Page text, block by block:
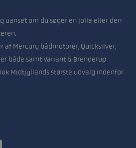
uanset om du søger en jolle eller den
af Mercury bådmotorer, Quicksilver,
både samt Variant & Brenderup
Midtjyllands største udvalg indenfor